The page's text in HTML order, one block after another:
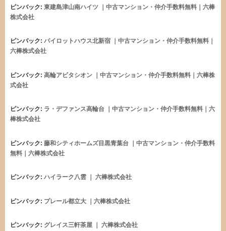
ピンバック: 東建島津山南ハイツ ｜中古マンション・仲介手数料無料｜六棒
株式会社
ピンバック: パイロットハウス北新宿 ｜中古マンション・仲介手数料無料｜
六棒株式会社
ピンバック: 高輪アビタシオン ｜中古マンション・仲介手数料無料｜六棒株
式会社
ピンバック: ラ・デファンス高輪台 ｜中古マンション・仲介手数料無料｜六
棒株式会社
ピンバック: 藤和シティホームズ目黒青葉台 ｜中古マンション・仲介手数料
無料｜六棒株式会社
ピンバック: ハイラーク八雲 ｜ 六棒株式会社
ピンバック: プレール都立大 ｜六棒株式会社
ピンバック: グレイス三軒茶屋 ｜ 六棒株式会社